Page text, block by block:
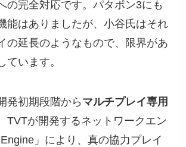
の完全対応です。パタポン3にも
能はありましたが、小谷氏はそれ
の延長のようなもので、限界があ
ています。
発初期段階からマルチプレイ専用
TVTが開発するネットワークエン
」により、真の協力プレイ